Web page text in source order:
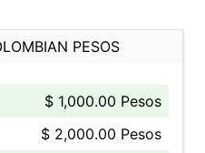
PESOS
$ 1,000.00 Pesos
$ 2,000.00 Pesos